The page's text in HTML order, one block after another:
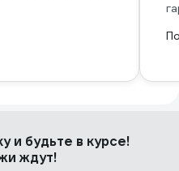
и будьте в курсе!
ждут!